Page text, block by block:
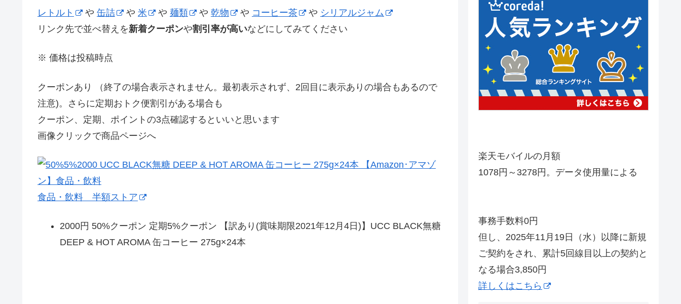
レトルト や 缶詰 や 米 や 麺類 や 乾物 や コーヒー茶 や シリアルジャム
リンク先で並べ替えを新着クーポンや割引率が高いなどにしてみてください
※ 価格は投稿時点
クーポンあり （終了の場合表示されません。最初表示されず、2回目に表示ありの場合もあるので
注意)。さらに定期おトク便割引がある場合も
クーポン、定期、ポイントの3点確認するといいと思います
画像クリックで商品ページへ
食品・飲料 半額ストア
2000円 50%クーポン 定期5%クーポン 【訳あり(賞味期限2021年12月4日)】UCC BLACK無糖
DEEP & HOT AROMA 缶コーヒー 275g×24本
楽天モバイルの月額
1078円～3278円。データ使用量による
事務手数料0円
但し、2025年11月19日（水）以降に新規
ご契約をされ、累計5回線目以上の契約と
なる場合3,850円
詳しくはこちら